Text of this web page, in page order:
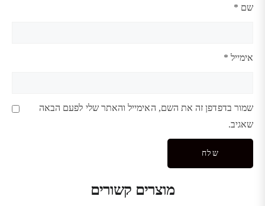
שם *
אימייל *
שמור בדפדפן זה את השם, האימייל והאתר שלי לפעם הבאה
שאגיב.
מוצרים קשורים